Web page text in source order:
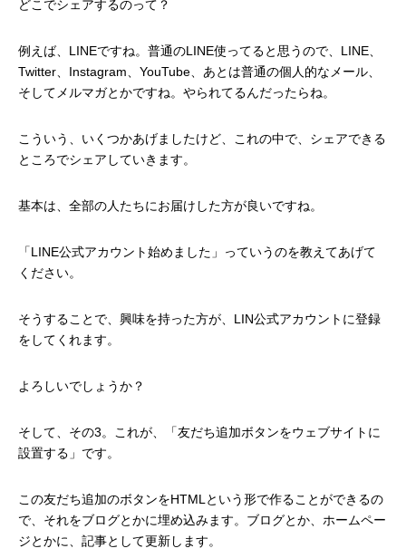
どこでシェアするのって？
例えば、LINEですね。普通のLINE使ってると思うので、LINE、
Twitter、Instagram、YouTube、あとは普通の個人的なメール、
そしてメルマガとかですね。やられてるんだったらね。
こういう、いくつかあげましたけど、これの中で、シェアできる
ところでシェアしていきます。
基本は、全部の人たちにお届けした方が良いですね。
「LINE公式アカウント始めました」っていうのを教えてあげて
ください。
そうすることで、興味を持った方が、LIN公式アカウントに登録
をしてくれます。
よろしいでしょうか？
そして、その3。これが、「友だち追加ボタンをウェブサイトに
設置する」です。
この友だち追加のボタンをHTMLという形で作ることができるの
で、それをブログとかに埋め込みます。ブログとか、ホームペー
ジとかに、記事として更新します。